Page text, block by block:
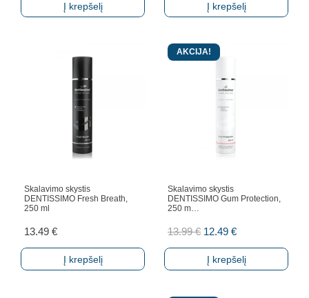
was:
is:
Į krepšelį Į krepšelį
Skalavimo skystis
DENTISSIMO Fresh Breath,
250 ml
13.49 €
Į krepšelį
AKCIJA!
Skalavimo skystis
DENTISSIMO Gum Protection,
250 m…
13.99€ Original
price
was:
12.49 €Current
price
is:
Į krepšelį